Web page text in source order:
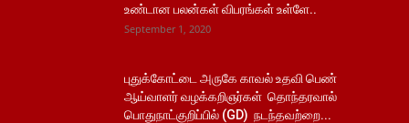
உண்டான பலன்கள் விபரங்கள் உள்ளே..
September 1, 2020
புதுக்கோட்டை அருகே காவல் உதவி பெண்
ஆய்வாளர் வழக்கறிஞர்கள் தொந்தரவால்
பொதுநாட்குறிப்பில் (GD) நடந்தவற்றை...